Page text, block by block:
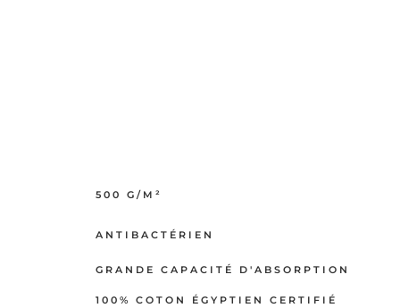
500 G/M²
ANTIBACTÉRIEN
GRANDE CAPACITÉ D'ABSORPTION
100% COTON ÉGYPTIEN CERTIFIÉ